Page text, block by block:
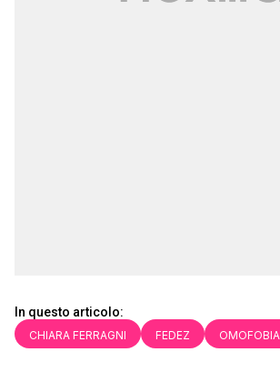
In questo articolo:
CHIARA FERRAGNI FEDEZ OMOFOBIA